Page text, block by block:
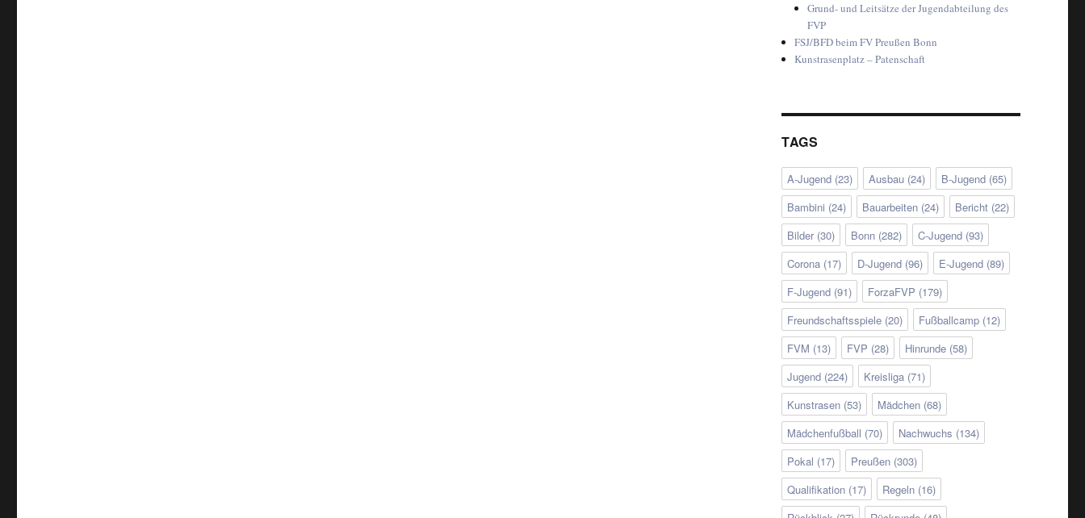
Grund- und Leitsätze der Jugendabteilung des
FVP
FSJ/BFD beim FV Preußen Bonn
Kunstrasenplatz – Patenschaft
TAGS
A-Jugend(23) Ausbau(24) B-Jugend(65)
Bambini (24) Bauarbeiten(24) Bericht(22)
Bilder(30) Bonn(282) C-Jugend(93)
Corona(17) D-Jugend(96) E-Jugend(89)
F-Jugend(91) ForzaFVP (179)
Freundschaftsspiele(20) Fußballcamp(12)
FVM (13) FVP (28) Hinrunde(58)
Jugend(224) Kreisliga(71)
Kunstrasen(53) Mädchen(68)
Mädchenfußball (70) Nachwuchs (134)
Pokal (17) Preußen(303)
Qualifikation(17) Regeln(16)